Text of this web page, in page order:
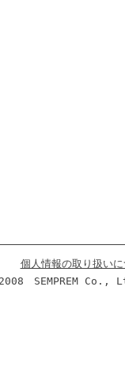
個人情報の取り扱い
SEMPREM